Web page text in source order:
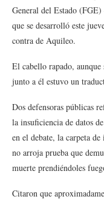
General del Estado
que se desarrolló este
contra de Aquileo.
El cabello rapado, aunque
junto a él estuvo un
Dos defensoras públicas
la insuficiencia de datos
en el debate, la carpeta
no arroja prueba que
muerte prendiéndoles
Citaron que